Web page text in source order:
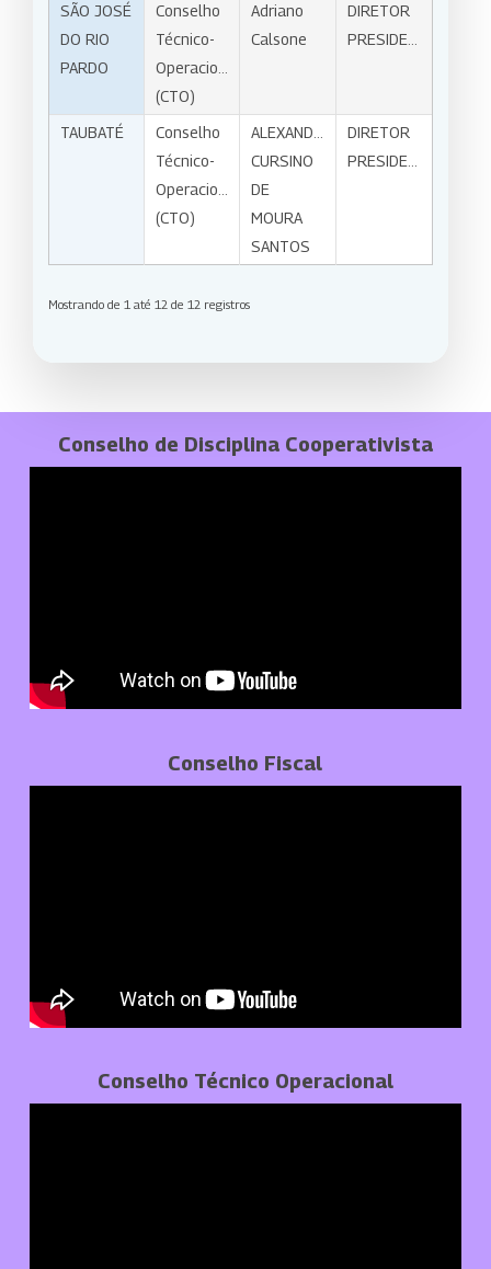
SÃO JOSÉ
DO RIO
PARDO
Conselho
Técnico-
Operacional
(CTO)
Adriano
Calsone
DIRETOR
TAUBATÉ
Conselho
Técnico-
Operacional
(CTO)
ALEXANDRE
CURSINO
DE
MOURA
SANTOS
DIRETOR
Mostrando de 1 até 12 de 12 registros
Conselho de Disciplina Cooperativista
Conselho Fiscal
Conselho Técnico Operacional